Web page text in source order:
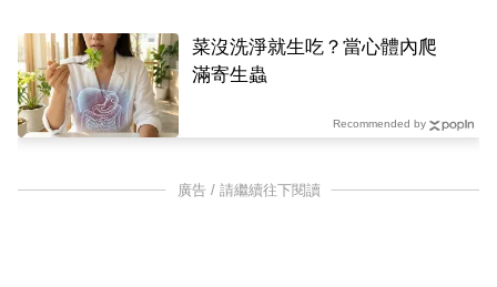
菜沒洗淨就生吃？當心體內爬
滿寄生蟲
Recommended by
廣告 / 請繼續往下閱讀